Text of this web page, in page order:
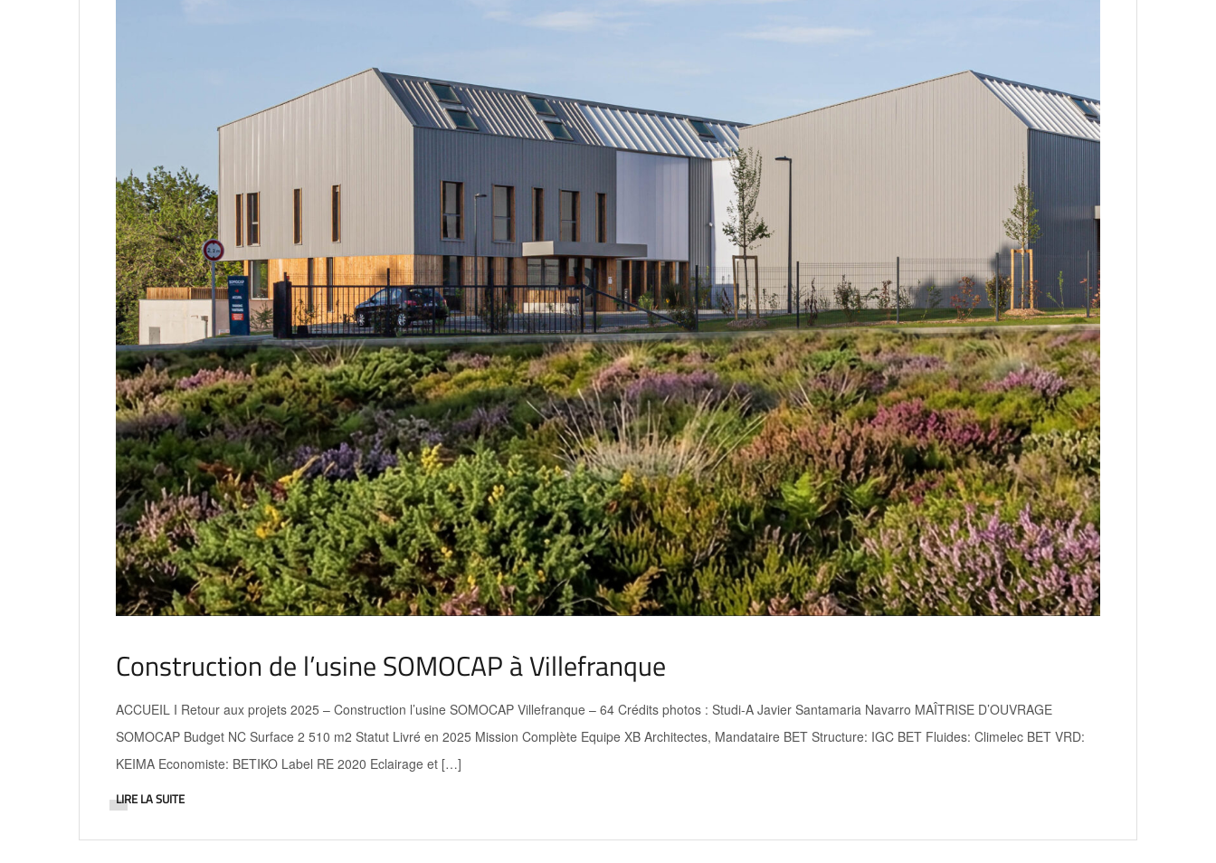
Construction de l’usine SOMOCAP à Villefranque
ACCUEIL I Retour aux projets 2025 – Construction l’usine SOMOCAP Villefranque – 64 Crédits photos : Studi-A Javier Santamaria Navarro MAÎTRISE D’OUVRAGE
SOMOCAP Budget NC Surface 2 510 m2 Statut Livré en 2025 Mission Complète Equipe XB Architectes, Mandataire BET Structure: IGC BET Fluides: Climelec BET VRD:
KEIMA Economiste: BETIKO Label RE 2020 Eclairage et […]
LIRE LA SUITE